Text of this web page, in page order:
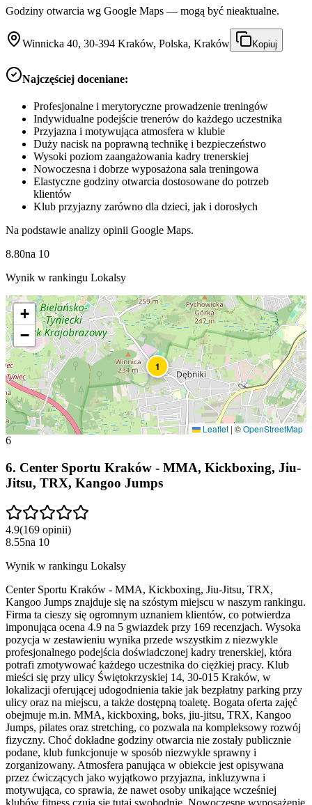
Godziny otwarcia wg Google Maps — mogą być nieaktualne.
Winnicka 40, 30-394 Kraków, Polska, Kraków Kopiuj
Najczęściej doceniane:
Profesjonalne i merytoryczne prowadzenie treningów
Indywidualne podejście trenerów do każdego uczestnika
Przyjazna i motywująca atmosfera w klubie
Duży nacisk na poprawną technikę i bezpieczeństwo
Wysoki poziom zaangażowania kadry trenerskiej
Nowoczesna i dobrze wyposażona sala treningowa
Elastyczne godziny otwarcia dostosowane do potrzeb
klientów
Klub przyjazny zarówno dla dzieci, jak i dorosłych
Na podstawie analizy opinii Google Maps.
8.80na 10
Wynik w rankingu Lokalsy
1
+
−
Leaflet | ©OpenStreetMap
6
6. Center Sportu Kraków - MMA, Kiсkboxing, Jiu-
Jitsu, TRX, Kangoo Jumps
4.9(169 opinii)
8.55na 10
Wynik w rankingu Lokalsy
Center Sportu Kraków - MMA, Kiсkboxing, Jiu-Jitsu, TRX,
Kangoo Jumps znajduje się na szóstym miejscu w naszym rankingu.
Firma ta cieszy się ogromnym uznaniem klientów, co potwierdza
imponująca ocena 4.9 na 5 gwiazdek przy 169 recenzjach. Wysoka
pozycja w zestawieniu wynika przede wszystkim z niezwykle
profesjonalnego podejścia doświadczonej kadry trenerskiej, która
potrafi zmotywować każdego uczestnika do ciężkiej pracy. Klub
mieści się przy ulicy Świętokrzyskiej 14, 30-015 Kraków, w
lokalizacji oferującej udogodnienia takie jak bezpłatny parking przy
ulicy oraz na miejscu, a także dostępną toaletę. Bogata oferta zajęć
obejmuje m.in. MMA, kickboxing, boks, jiu-jitsu, TRX, Kangoo
Jumps, pilates oraz stretching, co pozwala na kompleksowy rozwój
fizyczny. Choć dokładne godziny otwarcia nie zostały publicznie
podane, klub funkcjonuje w sposób niezwykle sprawny i
zorganizowany. Atmosfera panująca w obiekcie jest opisywana
przez ćwiczących jako wyjątkowo przyjazna, inkluzywna i
motywująca, co sprawia, że nawet osoby unikające wcześniej
klubów fitness czują się tutaj swobodnie. Nowoczesne wyposażenie